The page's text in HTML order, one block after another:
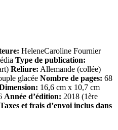
HeleneCaroline Fournier
Type de publication:
Reliure: Allemande (collée)
glacée Nombre de pages: 68
16,6 cm x 10,7 cm
Année d’édition: 2018 (1ère
Taxes et frais d’envoi inclus dans